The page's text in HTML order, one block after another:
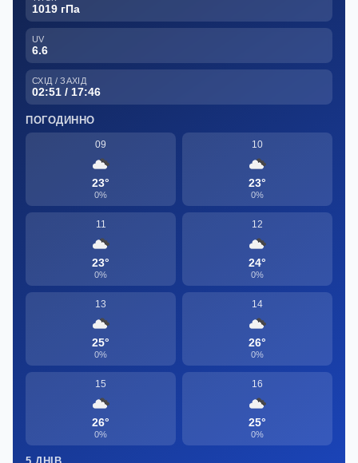
1019 гПа
UV
6.6
СХІД / ЗАХІД
02:51 / 17:46
ПОГОДИННО
09
23°
0%
10
23°
0%
11
23°
0%
12
24°
0%
13
25°
0%
14
26°
0%
15
26°
0%
16
25°
0%